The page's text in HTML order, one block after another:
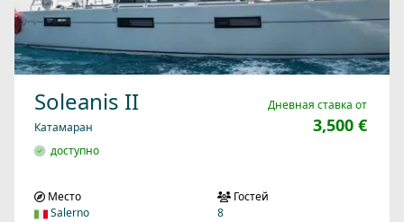
Soleanis II
Катамаран
доступно
Дневная ставка от
3,500 €
Место
Salerno
Гостей
8